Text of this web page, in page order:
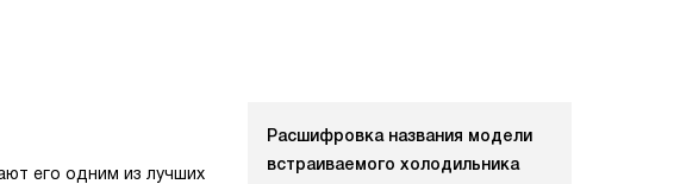
Расшифровка названия модели
встраиваемого холодильника
его одним из лучших